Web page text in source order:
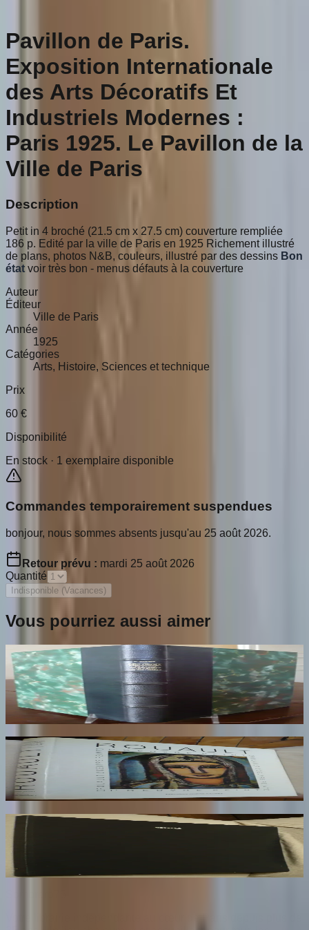
Pavillon de Paris.
Exposition Internationale
des Arts Décoratifs Et
Industriels Modernes :
Paris 1925. Le Pavillon de la
Ville de Paris
Description
Petit in 4 broché (21.5 cm x 27.5 cm) couverture rempliée
186 p. Edité par la ville de Paris en 1925 Richement illustré
de plans, photos N&B, couleurs, illustré par des dessins Bon
état voir très bon - menus défauts à la couverture
Auteur
Éditeur
Ville de Paris
Année
1925
Catégories
Arts, Histoire, Sciences et technique
Prix
60 €
Disponibilité
En stock · 1 exemplaire disponible
Commandes temporairement suspendues
bonjour, nous sommes absents jusqu'au 25 août 2026.
Retour prévu : mardi 25 août 2026
Quantité
Indisponible (Vacances)
Vous pourriez aussi aimer
Les Croix Limousines de la Fin du XIIe au
début du XIVe siècles
THOBY Paul
Rouault. L'Oeuvre Peint. Volume 2
ROUAULT Isabelle
170€
Rotella. Dal Decollage alla Nuova Immagine
RESTANY Pierre
73